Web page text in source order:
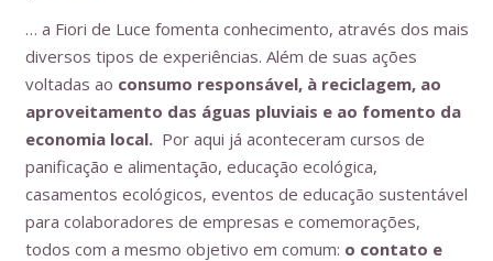
… a Fiori de Luce fomenta conhecimento, através dos mais
diversos tipos de experiências. Além de suas ações
voltadas ao consumo responsável, à reciclagem, ao
aproveitamento das águas pluviais e ao fomento da
economia local. Por aqui já aconteceram cursos de
panificação e alimentação, educação ecológica,
casamentos ecológicos, eventos de educação sustentável
para colaboradores de empresas e comemorações,
todos com a mesmo objetivo em comum: o contato e